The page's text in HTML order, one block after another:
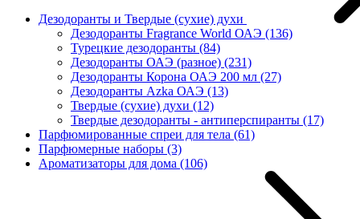
Дезодоранты и Твердые (сухие) духи
Дезодоранты Fragrance World ОАЭ (136)
Турецкие дезодоранты (84)
Дезодоранты ОАЭ (разное) (231)
Дезодоранты Корона ОАЭ 200 мл (27)
Дезодоранты Azka ОАЭ (13)
Твердые (сухие) духи (12)
Твердые дезодоранты - антиперспиранты (17)
Парфюмированные спреи для тела (61)
Парфюмерные наборы (3)
Ароматизаторы для дома (106)